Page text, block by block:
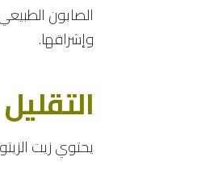
الصابون
وإشراقها.
يحتوي زيت